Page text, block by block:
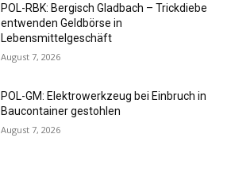
POL-RBK: Bergisch Gladbach – Trickdiebe
entwenden Geldbörse in
Lebensmittelgeschäft
August 7, 2026
POL-GM: Elektrowerkzeug bei Einbruch in
Baucontainer gestohlen
August 7, 2026